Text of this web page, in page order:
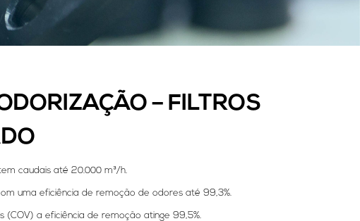
– FILTROS
caudais até 20.000 m³/h.
uma eficiência de remoção de odores até 99,3%.
a eficiência de remoção atinge 99,5%.